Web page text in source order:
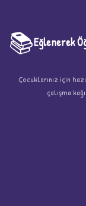
★
📚Eğlenerek
Çocuklarınız için
çalışma